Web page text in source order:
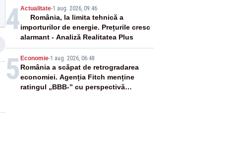
4Actualitate-1 aug. 2026, 09:46
România, la limita tehnică a
importurilor de energie. Prețurile cresc
alarmant - Analiză Realitatea Plus
5 Economie-1 aug. 2026, 06:48
România a scăpat de retrogradarea
economiei. Agenția Fitch menține
ratingul „BBB-” cu perspectivă